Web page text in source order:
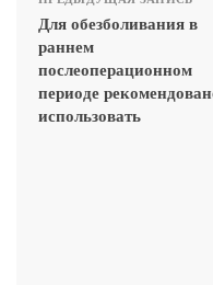
Для обезболивания в
раннем
послеоперационном
периоде
использовать